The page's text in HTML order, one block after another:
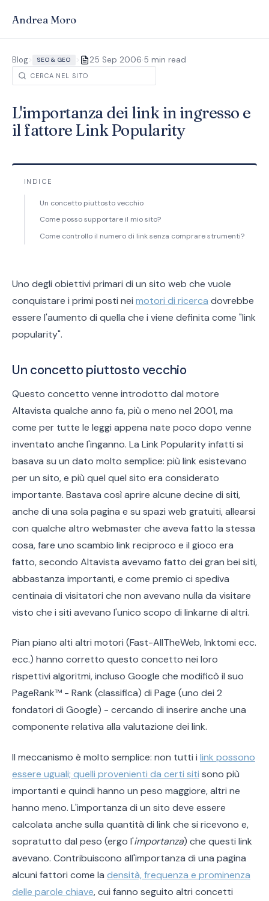
Andrea Moro
Blog> SEO & GEO > 25 Sep 2006·5 min read
L'importanza dei link in ingresso e
il fattore Link Popularity
Uno degli obiettivi primari di un sito web che vuole
conquistare i primi posti nei motori di ricerca dovrebbe
essere l'aumento di quella che i viene definita come "link
popularity".
Un concetto piuttosto vecchio
Questo concetto venne introdotto dal motore
Altavista qualche anno fa, più o meno nel 2001, ma
come per tutte le leggi appena nate poco dopo venne
inventato anche l'inganno. La Link Popularity infatti si
basava su un dato molto semplice: più link esistevano
per un sito, e più quel quel sito era considerato
importante. Bastava così aprire alcune decine di siti,
anche di una sola pagina e su spazi web gratuiti, allearsi
con qualche altro webmaster che aveva fatto la stessa
cosa, fare uno scambio link reciproco e il gioco era
fatto, secondo Altavista avevamo fatto dei gran bei siti,
abbastanza importanti, e come premio ci spediva
centinaia di visitatori che non avevano nulla da visitare
visto che i siti avevano l'unico scopo di linkarne di altri.
Pian piano alti altri motori (Fast-AllTheWeb, Inktomi ecc.
ecc.) hanno corretto questo concetto nei loro
rispettivi algoritmi, incluso Google che modificò il suo
PageRank™ - Rank (classifica) di Page (uno dei 2
fondatori di Google) - cercando di inserire anche una
componente relativa alla valutazione dei link.
Il meccanismo è molto semplice: non tutti i link possono
essere uguali; quelli provenienti da certi siti sono più
importanti e quindi hanno un peso maggiore, altri ne
hanno meno. L'importanza di un sito deve essere
calcolata anche sulla quantità di link che si ricevono e,
sopratutto dal peso (ergo l'importanza) che questi link
avevano. Contribuiscono all'importanza di una pagina
alcuni fattori come la densità, frequenza e prominenza
delle parole chiave, cui fanno seguito altri concetti
INDICE
Un concetto piuttosto vecchio
Come posso supportare il mio sito?
Come controllo il numero di link senza comprare strumenti?